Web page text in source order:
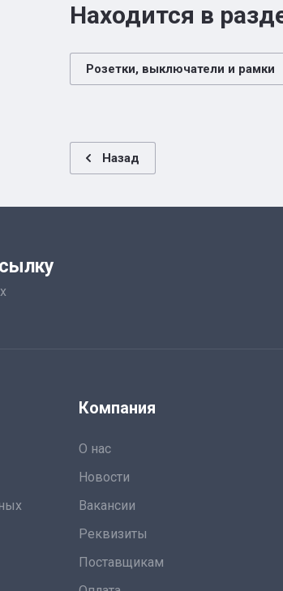
Находится в
Розетки, выключатели и рамки
Назад
Компания
О нас
Новости
Вакансии
Реквизиты
Поставщикам